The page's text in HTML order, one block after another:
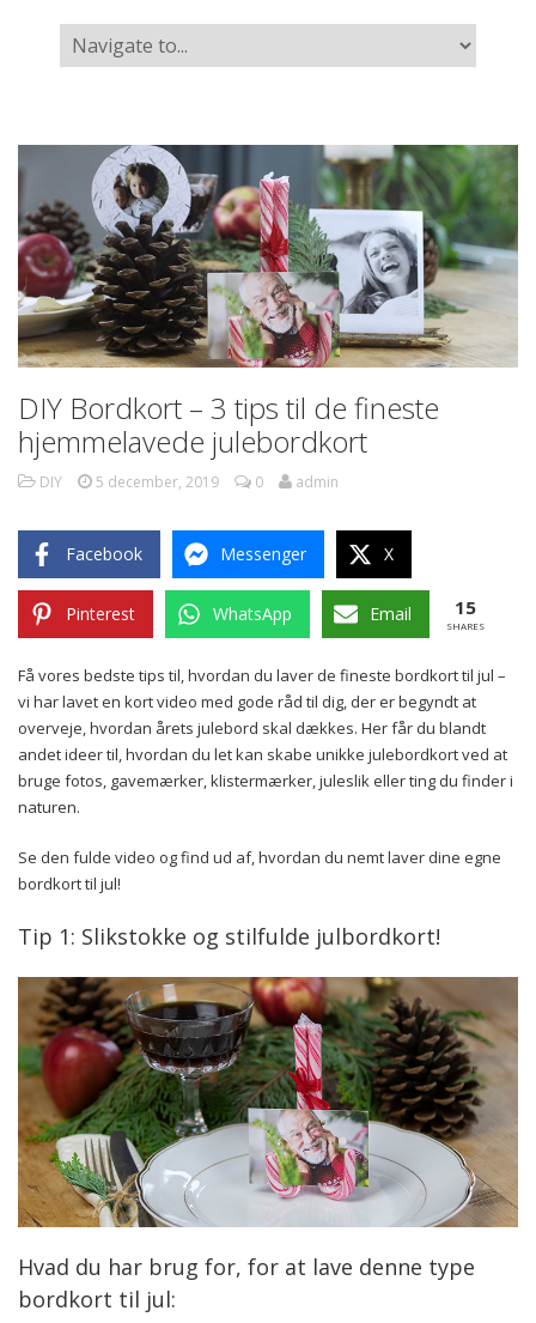
DIY Bordkort – 3 tips til de fineste
hjemmelavede julebordkort
DIY 5 december, 2019 0 admin
Facebook Messenger X
Pinterest WhatsApp Email 15
SHARES
Få vores bedste tips til, hvordan du laver de fineste bordkort til jul –
vi har lavet en kort video med gode råd til dig, der er begyndt at
overveje, hvordan årets julebord skal dækkes. Her får du blandt
andet ideer til, hvordan du let kan skabe unikke julebordkort ved at
bruge fotos, gavemærker, klistermærker, juleslik eller ting du finder i
naturen.
Se den fulde video og find ud af, hvordan du nemt laver dine egne
bordkort til jul!
Tip 1: Slikstokke og stilfulde julbordkort!
Hvad du har brug for, for at lave denne type
bordkort til jul: